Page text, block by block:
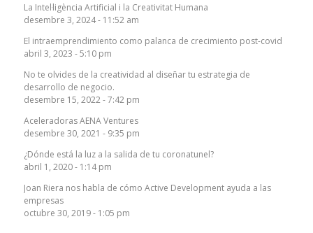
La Intel·ligència Artificial i la Creativitat Humana
desembre 3, 2024 - 11:52 am
El intraemprendimiento como palanca de crecimiento post-covid
abril 3, 2023 - 5:10 pm
No te olvides de la creatividad al diseñar tu estrategia de
desarrollo de negocio.
desembre 15, 2022 - 7:42 pm
Aceleradoras AENA Ventures
desembre 30, 2021 - 9:35 pm
¿Dónde está la luz a la salida de tu coronatunel?
abril 1, 2020 - 1:14 pm
Joan Riera nos habla de cómo Active Development ayuda a las
empresas
octubre 30, 2019 - 1:05 pm